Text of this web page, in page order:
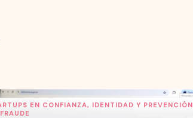
EN CONFIANZA, IDENTIDAD Y PREVENCIÓN